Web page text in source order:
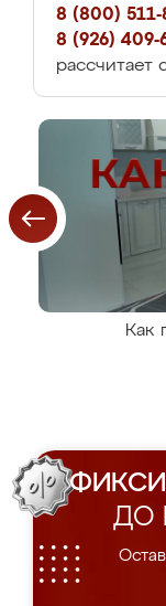
8 (800) 511-
8 (926) 409-
рассчитает
Как
ДО